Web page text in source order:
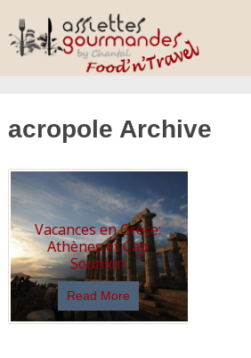
acropole Archive
Vacances en Grèce:
Athènes et Cap
Sounion
Read More